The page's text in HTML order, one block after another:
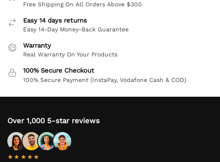
Free Shipping On All Orders Above $300
Easy 14 days returns
Easy 14-Day Money-Back Guarantee
Warranty
Real Warranty On Your Products
100% Secure Checkout
100% Secure Payment (InstaPay, Vodafone Cash & COD)
Over 1,000 5-star reviews
★★★★★